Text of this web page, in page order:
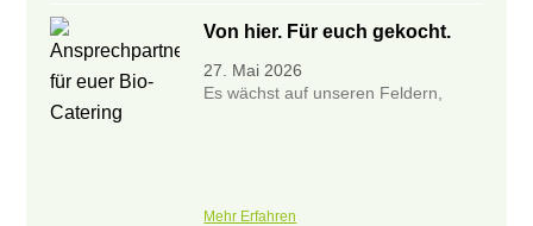
Von hier. Für euch gekocht.
27. Mai 2026
Es wächst auf unseren Feldern,
Mehr Erfahren